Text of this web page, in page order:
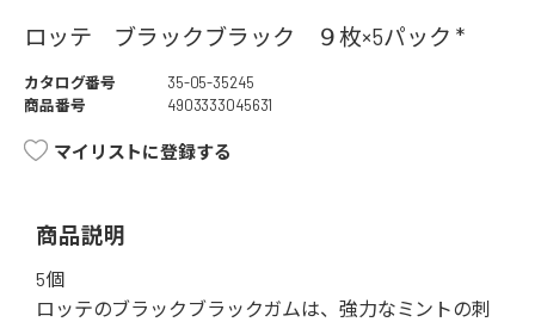
ロッテ ブラックブラック ９枚×5パック *
カタログ番号
35-05-35245
商品番号
4903333045631
マイリストに登録する
商品説明
5個
ロッテのブラックブラックガムは、強力なミントの刺